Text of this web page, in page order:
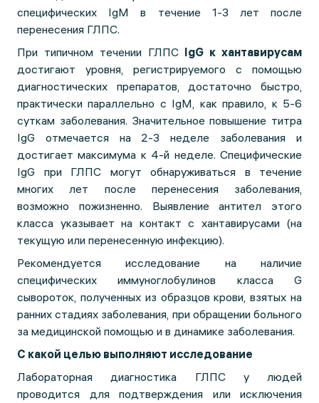
специфических IgM в течение 1-3 лет после
перенесения ГЛПС.
При типичном течении ГЛПС IgG к хантавирусам
достигают уровня, регистрируемого с помощью
диагностических препаратов, достаточно быстро,
практически параллельно с IgM, как правило, к 5-6
суткам заболевания. Значительное повышение титра
IgG отмечается на 2-3 неделе заболевания и
достигает максимума к 4-й неделе. Специфические
IgG при ГЛПС могут обнаруживаться в течение
многих лет после перенесения заболевания,
возможно пожизненно. Выявление антител этого
класса указывает на контакт с хантавирусами (на
текущую или перенесенную инфекцию).
Рекомендуется исследование на наличие
специфических иммуноглобулинов класса G
сывороток, полученных из образцов крови, взятых на
ранних стадиях заболевания, при обращении больного
за медицинской помощью и в динамике заболевания.
С какой целью выполняют исследование
Лабораторная диагностика ГЛПС у людей
проводится для подтверждения или исключения